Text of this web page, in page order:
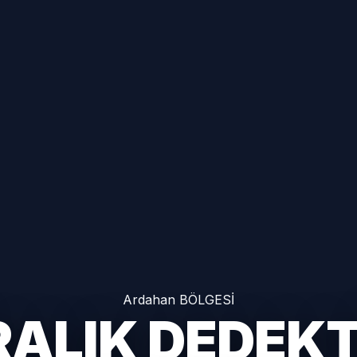
Ardahan BÖLGESİ